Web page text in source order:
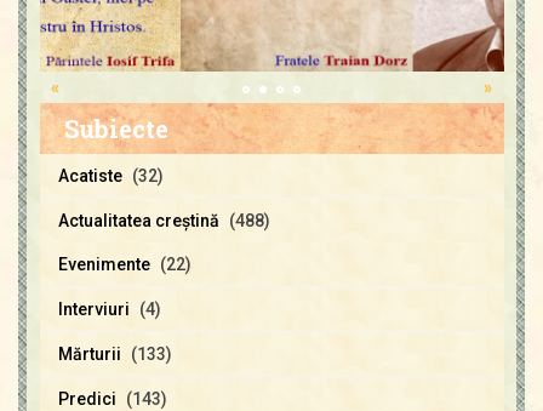
»
«
Subiecte
Acatiste (32)
Actualitatea creştină (488)
Evenimente (22)
Interviuri (4)
Mărturii (133)
Predici (143)